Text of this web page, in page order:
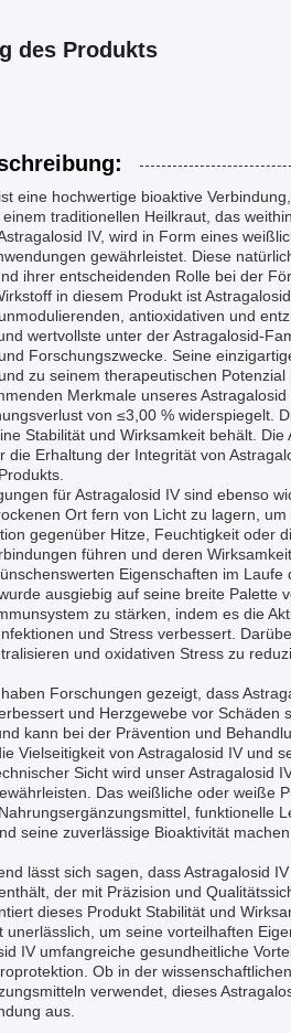
des Produkts
eine hochwertige bioaktive
traditionellen Heilkraut, das
IV, wird in Form eines
gewährleistet. Diese
ihrer entscheidenden Rolle bei der
in diesem Produkt ist
antioxidativen und
wertvollste unter der Astragalosid-
Forschungszwecke. Seine
zu seinem therapeutischen Potenzial
Merkmale unseres
von ≤3,00 % widerspiegelt.
Stabilität und Wirksamkeit behält.
die Erhaltung der Integrität von
für Astragalosid IV sind ebenso
Ort fern von Licht zu lagern,
gegenüber Hitze, Feuchtigkeit oder
führen und deren
Eigenschaften im Laufe
ausgiebig auf seine breite Palette
zu stärken, indem es die
und Stress verbessert.
und oxidativen Stress zu
Forschungen gezeigt, dass
und Herzgewebe vor
kann bei der Prävention und
Vielseitigkeit von Astragalosid IV und
Sicht wird unser Astragalosid
Das weißliche oder weiße
funktionelle
seine zuverlässige Bioaktivität
lässt sich sagen, dass Astragalosid
der mit Präzision und
dieses Produkt Stabilität und
unerlässlich, um seine vorteilhaften
IV umfangreiche gesundheitliche
Ob in der
verwendet, dieses
aus.